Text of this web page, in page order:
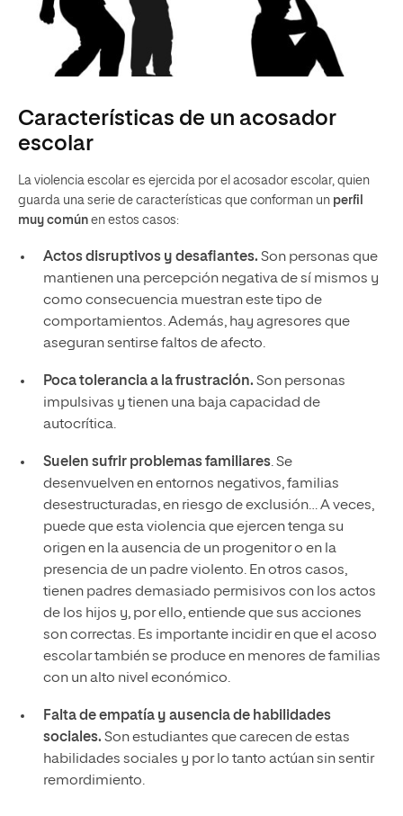
Características de un acosador
escolar
La violencia escolar es ejercida por el acosador escolar, quien
guarda una serie de características que conforman un perfil
muy común en estos casos:
Actos disruptivos y desafiantes. Son personas que
mantienen una percepción negativa de sí mismos y
como consecuencia muestran este tipo de
comportamientos. Además, hay agresores que
aseguran sentirse faltos de afecto.
Poca tolerancia a la frustración. Son personas
impulsivas y tienen una baja capacidad de
autocrítica.
Suelen sufrir problemas familiares. Se
desenvuelven en entornos negativos, familias
desestructuradas, en riesgo de exclusión… A veces,
puede que esta violencia que ejercen tenga su
origen en la ausencia de un progenitor o en la
presencia de un padre violento. En otros casos,
tienen padres demasiado permisivos con los actos
de los hijos y, por ello, entiende que sus acciones
son correctas. Es importante incidir en que el acoso
escolar también se produce en menores de familias
con un alto nivel económico.
Falta de empatía y ausencia de habilidades
sociales. Son estudiantes que carecen de estas
habilidades sociales y por lo tanto actúan sin sentir
remordimiento.